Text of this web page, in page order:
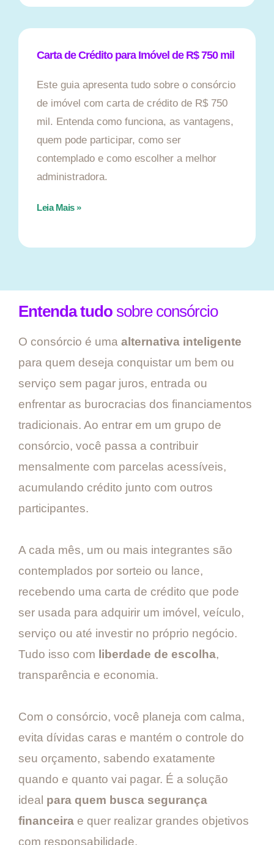
Carta de Crédito para Imóvel de R$ 750 mil
Este guia apresenta tudo sobre o consórcio
de imóvel com carta de crédito de R$ 750
mil. Entenda como funciona, as vantagens,
quem pode participar, como ser
contemplado e como escolher a melhor
administradora.
Leia Mais »
Entenda tudo sobre consórcio
O consórcio é uma alternativa inteligente
para quem deseja conquistar um bem ou
serviço sem pagar juros, entrada ou
enfrentar as burocracias dos financiamentos
tradicionais. Ao entrar em um grupo de
consórcio, você passa a contribuir
mensalmente com parcelas acessíveis,
acumulando crédito junto com outros
participantes.
A cada mês, um ou mais integrantes são
contemplados por sorteio ou lance,
recebendo uma carta de crédito que pode
ser usada para adquirir um imóvel, veículo,
serviço ou até investir no próprio negócio.
Tudo isso com liberdade de escolha,
transparência e economia.
Com o consórcio, você planeja com calma,
evita dívidas caras e mantém o controle do
seu orçamento, sabendo exatamente
quando e quanto vai pagar. É a solução
ideal para quem busca segurança
financeira e quer realizar grandes objetivos
com responsabilidade.